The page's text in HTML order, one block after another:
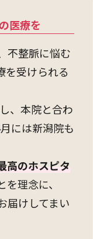
医療を
不整脈に悩む
を受けられる
、本院と合わ
には新潟院も
高のホスピタ
を理念に、
届けしてまい